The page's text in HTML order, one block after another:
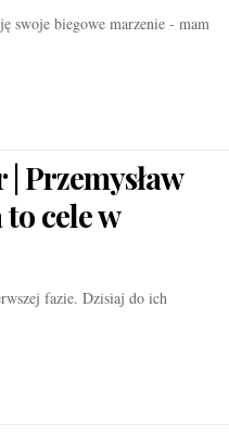
swoje biegowe marzenie - mam
Przemysław
cele w
fazie. Dzisiaj do ich